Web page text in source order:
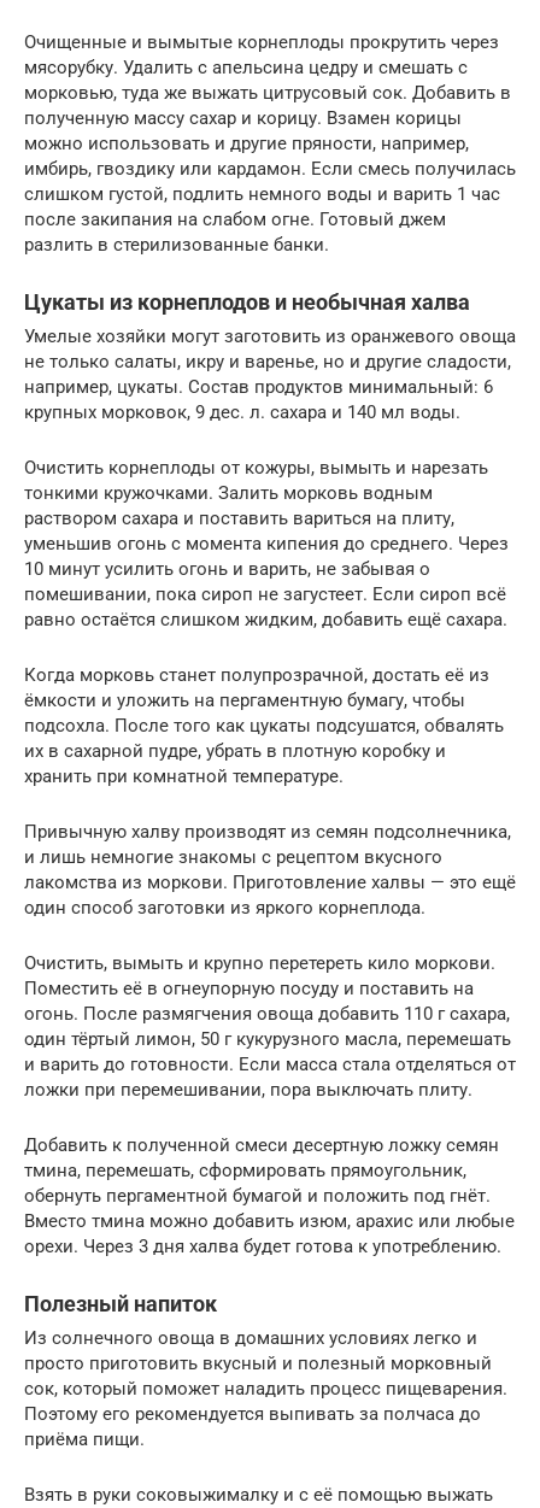
Очищенные и вымытые корнеплоды прокрутить через
мясорубку. Удалить с апельсина цедру и смешать с
морковью, туда же выжать цитрусовый сок. Добавить в
полученную массу сахар и корицу. Взамен корицы
можно использовать и другие пряности, например,
имбирь, гвоздику или кардамон. Если смесь получилась
слишком густой, подлить немного воды и варить 1 час
после закипания на слабом огне. Готовый джем
разлить в стерилизованные банки.
Цукаты из корнеплодов и необычная халва
Умелые хозяйки могут заготовить из оранжевого овоща
не только салаты, икру и варенье, но и другие сладости,
например, цукаты. Состав продуктов минимальный: 6
крупных морковок, 9 дес. л. сахара и 140 мл воды.
Очистить корнеплоды от кожуры, вымыть и нарезать
тонкими кружочками. Залить морковь водным
раствором сахара и поставить вариться на плиту,
уменьшив огонь с момента кипения до среднего. Через
10 минут усилить огонь и варить, не забывая о
помешивании, пока сироп не загустеет. Если сироп всё
равно остаётся слишком жидким, добавить ещё сахара.
Когда морковь станет полупрозрачной, достать её из
ёмкости и уложить на пергаментную бумагу, чтобы
подсохла. После того как цукаты подсушатся, обвалять
их в сахарной пудре, убрать в плотную коробку и
хранить при комнатной температуре.
Привычную халву производят из семян подсолнечника,
и лишь немногие знакомы с рецептом вкусного
лакомства из моркови. Приготовление халвы — это ещё
один способ заготовки из яркого корнеплода.
Очистить, вымыть и крупно перетереть кило моркови.
Поместить её в огнеупорную посуду и поставить на
огонь. После размягчения овоща добавить 110 г сахара,
один тёртый лимон, 50 г кукурузного масла, перемешать
и варить до готовности. Если масса стала отделяться от
ложки при перемешивании, пора выключать плиту.
Добавить к полученной смеси десертную ложку семян
тмина, перемешать, сформировать прямоугольник,
обернуть пергаментной бумагой и положить под гнёт.
Вместо тмина можно добавить изюм, арахис или любые
орехи. Через 3 дня халва будет готова к употреблению.
Полезный напиток
Из солнечного овоща в домашних условиях легко и
просто приготовить вкусный и полезный морковный
сок, который поможет наладить процесс пищеварения.
Поэтому его рекомендуется выпивать за полчаса до
приёма пищи.
Взять в руки соковыжималку и с её помощью выжать